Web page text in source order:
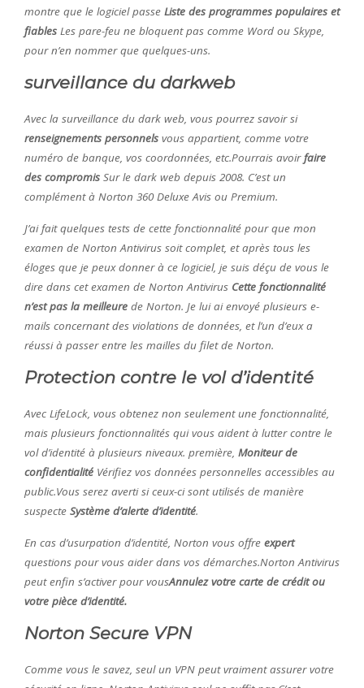
montre que le logiciel passe Liste des programmes populaires et
fiables Les pare-feu ne bloquent pas comme Word ou Skype,
pour n’en nommer que quelques-uns.
surveillance du darkweb
Avec la surveillance du dark web, vous pourrez savoir si
renseignements personnels vous appartient, comme votre
numéro de banque, vos coordonnées, etc.Pourrais avoirfaire
des compromis Sur le dark web depuis 2008. C’est un
complément à Norton 360 Deluxe Avis ou Premium.
J’ai fait quelques tests de cette fonctionnalité pour que mon
examen de Norton Antivirus soit complet, et après tous les
éloges que je peux donner à ce logiciel, je suis déçu de vous le
dire dans cet examen de Norton Antivirus Cette fonctionnalité
n’est pas la meilleure de Norton. Je lui ai envoyé plusieurs e-
mails concernant des violations de données, et l’un d’eux a
réussi à passer entre les mailles du filet de Norton.
Protection contre le vol d’identité
Avec LifeLock, vous obtenez non seulement une fonctionnalité,
mais plusieurs fonctionnalités qui vous aident à lutter contre le
vol d’identité à plusieurs niveaux. première, Moniteur de
confidentialité Vérifiez vos données personnelles accessibles au
public.Vous serez averti si ceux-ci sont utilisés de manière
suspecte Système d’alerte d’identité.
En cas d’usurpation d’identité, Norton vous offre expert
questions pour vous aider dans vos démarches.Norton Antivirus
peut enfin s’activer pour vousAnnulez votre carte de crédit ou
votre pièce d’identité.
Norton Secure VPN
Comme vous le savez, seul un VPN peut vraiment assurer votre